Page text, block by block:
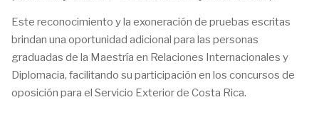
Este reconocimiento y la exoneración de pruebas escritas
brindan una oportunidad adicional para las personas
graduadas de la Maestría en Relaciones Internacionales y
Diplomacia, facilitando su participación en los concursos de
oposición para el Servicio Exterior de Costa Rica.